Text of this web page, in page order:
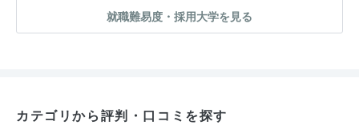
就職難易度・採用大学を見る
カテゴリから評判・口コミを探す